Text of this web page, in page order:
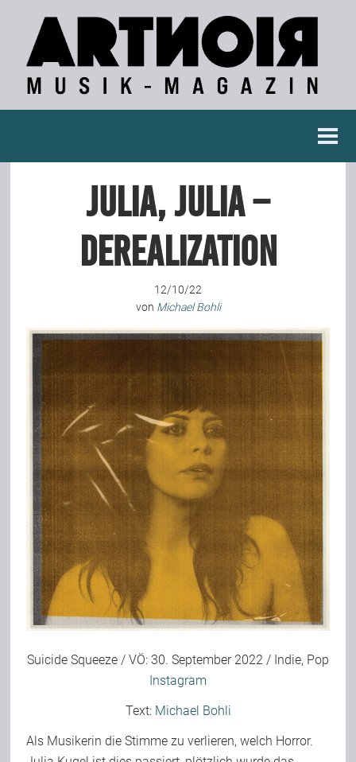
Konzertberichte
Fotoreportagen
Weitere Berichte
Bild-Archiv
Rezensionen
Musik
Alles andere
Backstage
Team
Julia, Julia –
Derealization
12/10/22
von Michael Bohli
Suicide Squeeze / VÖ: 30. September 2022 / Indie, Pop
Instagram
Text: Michael Bohli
Als Musikerin die Stimme zu verlieren, welch Horror.